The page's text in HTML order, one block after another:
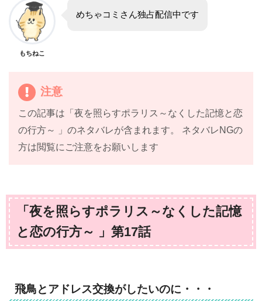
もちねこ
めちゃコミさん独占配信中です
注意
この記事は「夜を照らすポラリス～なくした記憶と恋
の行方～ 」のネタバレが含まれます。 ネタバレNGの
方は閲覧にご注意をお願いします
「夜を照らすポラリス～なくした記憶
と恋の行方～ 」第17話
飛鳥とアドレス交換がしたいのに・・・